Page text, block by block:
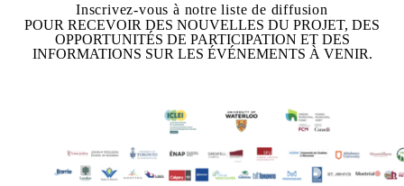
Inscrivez-vous à notre liste de diffusion
POUR RECEVOIR DES NOUVELLES DU PROJET, DES
OPPORTUNITÉS DE PARTICIPATION ET DES
INFORMATIONS SUR LES ÉVÉNEMENTS À VENIR.